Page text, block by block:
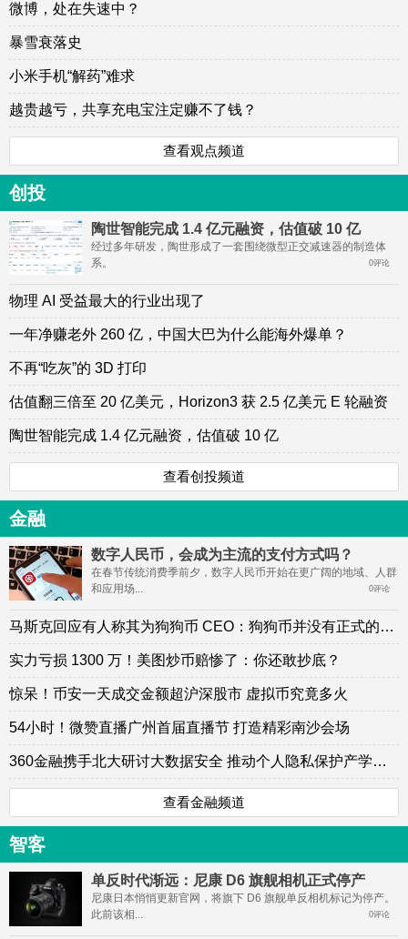
微博，处在失速中？
暴雪衰落史
小米手机“解药”难求
越贵越亏，共享充电宝注定赚不了钱？
查看观点频道
创投
陶世智能完成 1.4 亿元融资，估值破 10 亿
经过多年研发，陶世形成了一套围绕微型正交减速器的制造体
系。
0评论
物理 AI 受益最大的行业出现了
一年净赚老外 260 亿，中国大巴为什么能海外爆单？
不再“吃灰”的 3D 打印
估值翻三倍至 20 亿美元，Horizon3 获 2.5 亿美元 E 轮融资
陶世智能完成 1.4 亿元融资，估值破 10 亿
查看创投频道
金融
数字人民币，会成为主流的支付方式吗？
在春节传统消费季前夕，数字人民币开始在更广阔的地域、人群
和应用场...
0评论
马斯克回应有人称其为狗狗币 CEO：狗狗币并没有正式的组织
实力亏损 1300 万！美图炒币赔惨了：你还敢抄底？
惊呆！币安一天成交金额超沪深股市 虚拟币究竟多火
54小时！微赞直播广州首届直播节 打造精彩南沙会场
360金融携手北大研讨大数据安全 推动个人隐私保护产学研大协同
查看金融频道
智客
单反时代渐远：尼康 D6 旗舰相机正式停产
尼康日本悄悄更新官网，将旗下 D6 旗舰单反相机标记为停产。
此前该相...
0评论